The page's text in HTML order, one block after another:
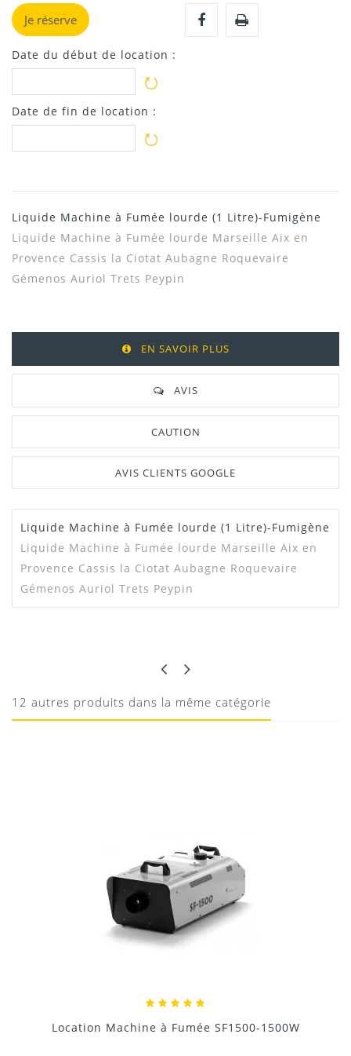
Je réserve
Date du début de location :
Date de fin de location :
Liquide Machine à Fumée lourde (1 Litre)-Fumigène
Liquide Machine à Fumée lourde Marseille Aix en
Provence Cassis la Ciotat Aubagne Roquevaire
Gémenos Auriol Trets Peypin
EN SAVOIR PLUS
AVIS
CAUTION
AVIS CLIENTS GOOGLE
Liquide Machine à Fumée lourde (1 Litre)-Fumigène
Liquide Machine à Fumée lourde Marseille Aix en
Provence Cassis la Ciotat Aubagne Roquevaire
Gémenos Auriol Trets Peypin
10/08/2020
12 autres produits dans la même catégorie
Location Machine à Fumée SF1500-1500W